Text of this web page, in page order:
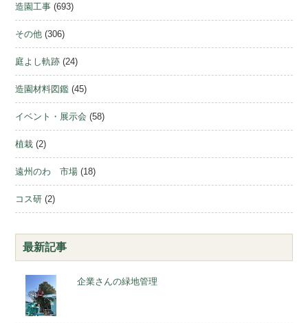
造園工事 (693)
その他 (306)
庭よし軌跡 (24)
造園材料図鑑 (45)
イベント・展示会 (58)
植栽 (2)
遠州のわ 市場 (18)
コス研 (2)
最新記事
企業さんの緑地管理